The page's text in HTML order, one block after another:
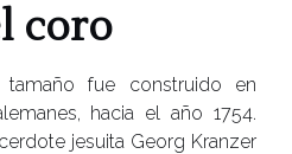
coro
fue construido en
hacia el año 1754.
jesuita Georg Kranzer